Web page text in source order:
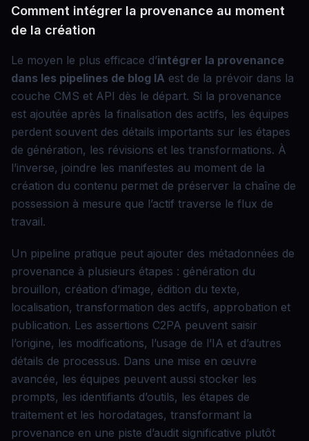
Comment intégrer la provenance au moment
de la création
Le moyen le plus efficace d’intégrer la provenance
dans les pipelines de blog IA est de la prévoir dans la
couche CMS et API dès le départ. Si la provenance
est ajoutée après la finalisation des actifs, les équipes
perdent souvent des détails importants sur les étapes
de génération, les révisions et les transformations. À
l’inverse, joindre les manifestes au moment de la
création du contenu permet de préserver la chaîne de
possession à mesure que l’actif traverse le flux de
travail.
Un pipeline pratique peut ajouter des métadonnées de
provenance à plusieurs étapes : génération du
brouillon, création d’image, édition du texte,
localisation, transformation des actifs, approbation et
publication. Les assertions C2PA peuvent saisir
l’origine, les modifications, l’usage de l’IA et d’autres
détails de processus. Dans une mise en œuvre
avancée, les équipes peuvent aussi stocker les
prompts, les identifiants d’outils, les étapes de
traitement et les horodatages, transformant la
provenance en une piste d’audit significative plutôt